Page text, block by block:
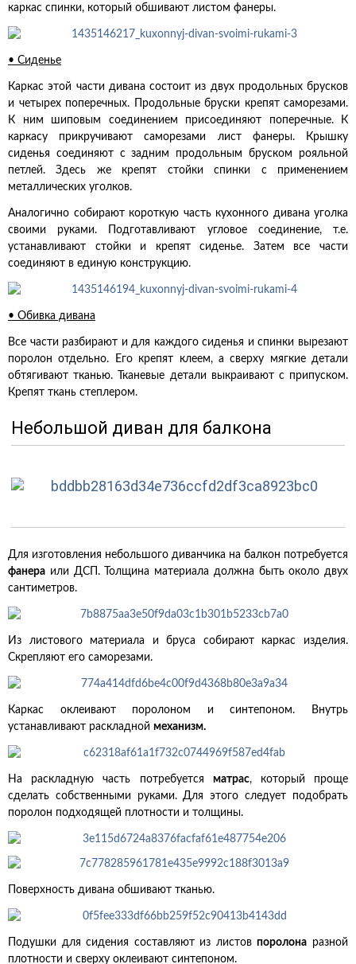
каркас спинки, который обшивают листом фанеры.
• Сиденье
Каркас этой части дивана состоит из двух продольных брусков
и четырех поперечных. Продольные бруски крепят саморезами.
К ним шиповым соединением присоединяют поперечные. К
каркасу прикручивают саморезами лист фанеры. Крышку
сиденья соединяют с задним продольным бруском рояльной
петлей. Здесь же крепят стойки спинки с применением
металлических уголков.
Аналогично собирают короткую часть кухонного дивана уголка
своими руками. Подготавливают угловое соединение, т.е.
устанавливают стойки и крепят сиденье. Затем все части
соединяют в единую конструкцию.
• Обивка дивана
Все части разбирают и для каждого сиденья и спинки вырезают
поролон отдельно. Его крепят клеем, а сверху мягкие детали
обтягивают тканью. Тканевые детали выкраивают с припуском.
Крепят ткань степлером.
Небольшой диван для балкона
Для изготовления небольшого диванчика на балкон потребуется
фанера или ДСП. Толщина материала должна быть около двух
сантиметров.
Из листового материала и бруса собирают каркас изделия.
Скрепляют его саморезами.
Каркас оклеивают поролоном и синтепоном. Внутрь
устанавливают раскладной механизм.
На раскладную часть потребуется матрас, который проще
сделать собственными руками. Для этого следует подобрать
поролон подходящей плотности и толщины.
Поверхность дивана обшивают тканью.
Подушки для сидения составляют из листовпоролона разной
плотности и сверху оклеивают синтепоном.